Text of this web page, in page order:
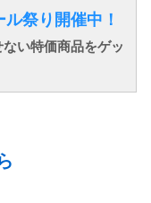
祭り開催中！
い特価商品をゲッ